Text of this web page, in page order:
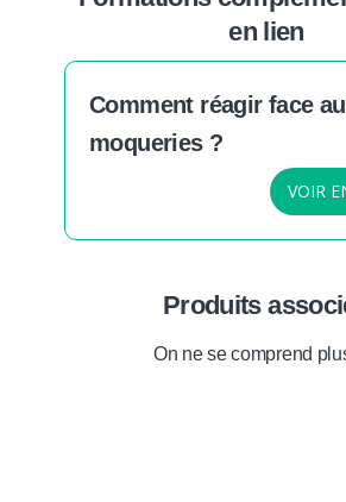
en lien
Comment réagir face
moqueries ?
VOIR
Produits
On ne se comprend plus